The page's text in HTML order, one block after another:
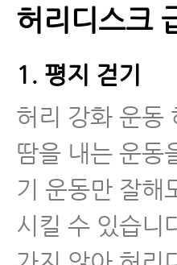
- 허리디스
- 허리디스크
- 허리디스크
- 퇴행성허리
밖의 부작용
- 허리디스크
허리디스크
1. 평지 걷기
허리 강화 운동
땀을 내는 운동
기 운동만 잘해
시킬 수 있습니